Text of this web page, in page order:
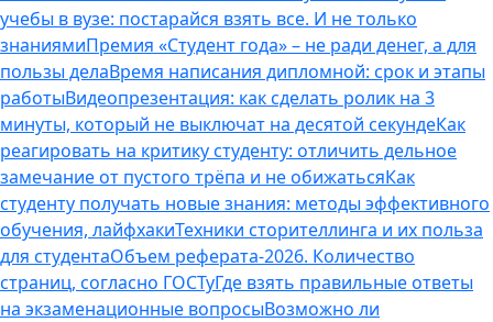
учебы в вузе: постарайся взять все. И не только
знаниямиПремия «Студент года» – не ради денег, а для
пользы делаВремя написания дипломной: срок и этапы
работыВидеопрезентация: как сделать ролик на 3
минуты, который не выключат на десятой секундеКак
реагировать на критику студенту: отличить дельное
замечание от пустого трёпа и не обижатьсяКак
студенту получать новые знания: методы эффективного
обучения, лайфхакиТехники сторителлинга и их польза
для студентаОбъем реферата-2026. Количество
страниц, согласно ГОСТуГде взять правильные ответы
на экзаменационные вопросыВозможно ли